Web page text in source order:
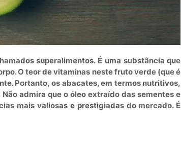
superalimentos. É uma substância que
O teor de vitaminas neste fruto verde (que é
Portanto, os abacates, em termos nutritivos,
admira que o óleo extraído das sementes e
mais valiosas e prestigiadas do mercado. É